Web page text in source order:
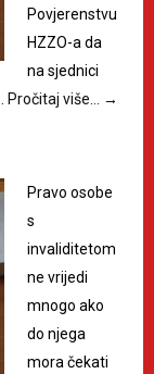
Povjerenstvu
HZZO-a da
na sjednici
Pročitaj više… →
Pravo osobe
s
invaliditetom
ne vrijedi
mnogo ako
do njega
mora čekati